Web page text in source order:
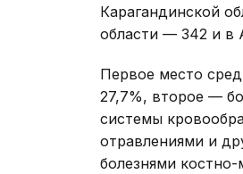
Карагандинской
области — 342 и в
Первое место
27,7%, второе —
системы
отравлениями и
болезнями